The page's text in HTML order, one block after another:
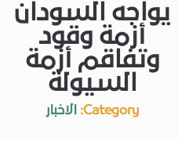
يواجه السودان
أزمة وقود
وتفاقم أزمة
السيولة
Category: الاخبار